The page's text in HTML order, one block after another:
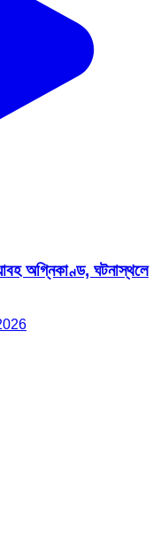
অগ্নিকাণ্ড, ঘটনাস্থলে